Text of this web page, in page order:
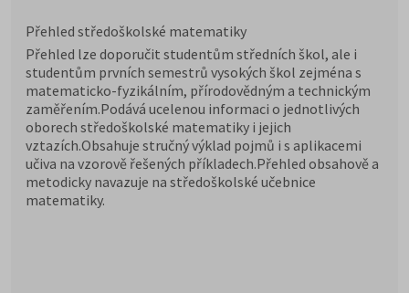
Přehled středoškolské matematiky
Přehled lze doporučit studentům středních škol, ale i
studentům prvních semestrů vysokých škol zejména s
matematicko-fyzikálním, přírodovědným a technickým
zaměřením.Podává ucelenou informaci o jednotlivých
oborech středoškolské matematiky i jejich
vztazích.Obsahuje stručný výklad pojmů i s aplikacemi
učiva na vzorově řešených příkladech.Přehled obsahově a
metodicky navazuje na středoškolské učebnice
matematiky.